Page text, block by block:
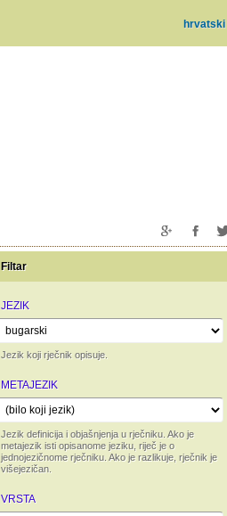
hrvatski
Filtar
JEZIK
Jezik koji rječnik opisuje.
METAJEZIK
Jezik definicija i objašnjenja u rječniku. Ako je
metajezik isti opisanome jeziku, riječ je o
jednojezičnome rječniku. Ako je razlikuje, rječnik je
višejezičan.
VRSTA